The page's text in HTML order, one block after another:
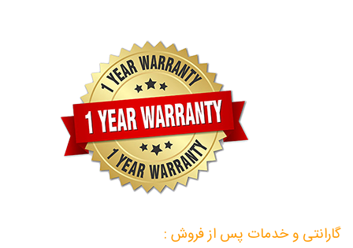
گارانتی و خدمات پس از فروش :